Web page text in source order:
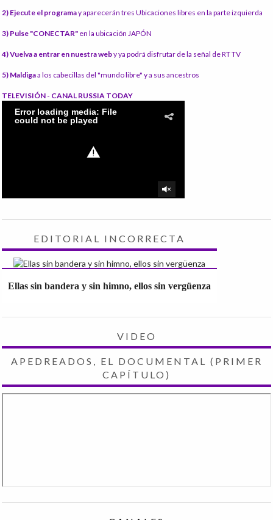
2) Ejecute el programay aparecerán tres Ubicaciones libres en la parte izquierda
3) Pulse "CONECTAR" en la ubicación JAPÓN
4) Vuelva a entrar en nuestra weby ya podrá disfrutar de la señal de RT TV
5) Maldigaa los cabecillas del "mundo libre" y a sus ancestros
TELEVISIÓN - CANAL RUSSIA TODAY
EDITORIAL INCORRECTA
Ellas sin bandera y sin himno, ellos sin vergüenza
VIDEO
APEDREADOS, EL DOCUMENTAL (PRIMER
CAPÍTULO)